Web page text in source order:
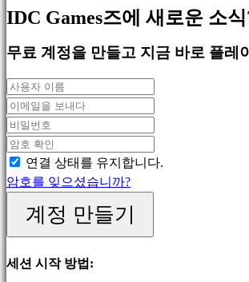
처
게
임
MMO
게
임
스
RPG
게
스
포
츠
IDC Games즈에 새로운 소식
무료 계정을 만들고 지금 바로 플레
연결 상태를 유지합니다.
암호를 잊으셨습니까?
계정 만들기
세션 시작 방법: